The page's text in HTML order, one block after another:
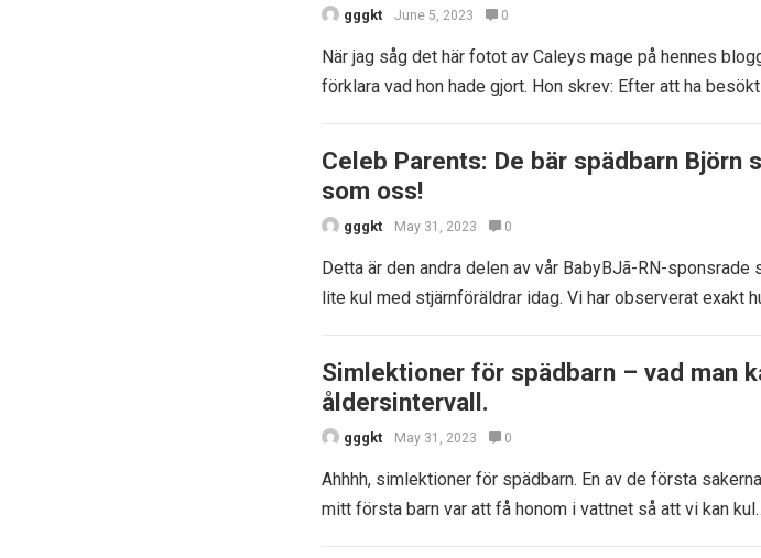
gggkt June 5, 2023 0
När jag såg det här fotot av Caleys mage på hennes
förklara vad hon hade gjort. Hon skrev: Efter att ha
Celeb Parents: De bär spädbarn Björn
som oss!
gggkt May 31, 2023 0
Detta är den andra delen av vår BabyBJã-RN-
lite kul med stjärnföräldrar idag. Vi har observerat exakt
Simlektioner för spädbarn – vad man
åldersintervall.
gggkt May 31, 2023 0
Ahhhh, simlektioner för spädbarn. En av de första
mitt första barn var att få honom i vattnet så att vi kan